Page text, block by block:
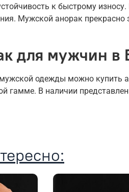
к быстрому
Мужской анорак
для мужчин
одежды можно купить
гамме. В наличии